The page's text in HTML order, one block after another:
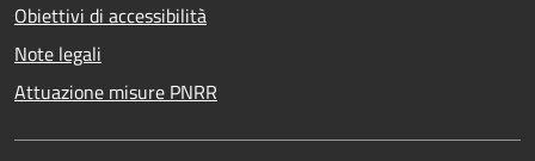
Obiettivi di accessibilità
Note legali
Attuazione misure PNRR